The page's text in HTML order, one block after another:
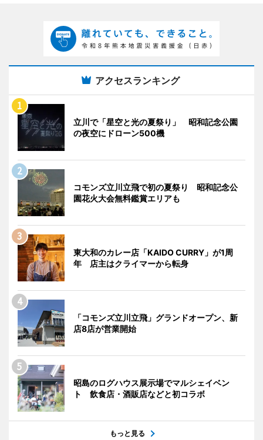
アクセスランキング
立川で「星空と光の夏祭り」 昭和記念公園
の夜空にドローン500機
コモンズ立川立飛で初の夏祭り 昭和記念公
園花火大会無料鑑賞エリアも
東大和のカレー店「KAIDO CURRY」が1周
年 店主はクライマーから転身
「コモンズ立川立飛」グランドオープン、新
店8店が営業開始
昭島のログハウス展示場でマルシェイベン
ト 飲食店・酒販店などと初コラボ
もっと見る